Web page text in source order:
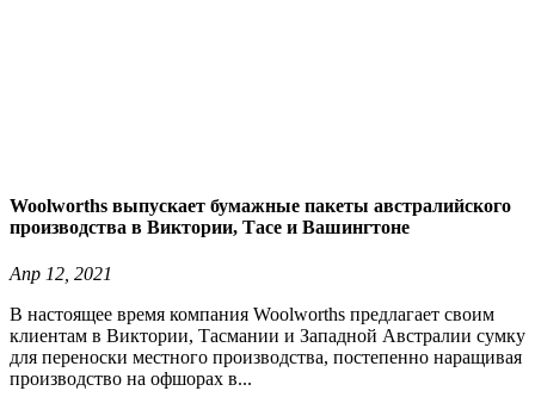
Woolworths выпускает бумажные пакеты австралийского
производства в Виктории, Тасе и Вашингтоне
Апр 12, 2021
В настоящее время компания Woolworths предлагает своим
клиентам в Виктории, Тасмании и Западной Австралии сумку
для переноски местного производства, постепенно наращивая
производство на офшорах в...